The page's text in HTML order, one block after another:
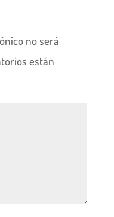
no será
están